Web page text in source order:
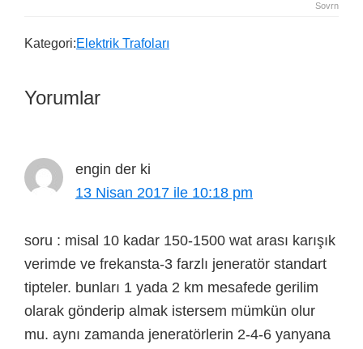
Sovrn
Kategori:Elektrik Trafoları
Yorumlar
engin der ki
13 Nisan 2017 ile 10:18 pm
soru : misal 10 kadar 150-1500 wat arası karışık
verimde ve frekansta-3 farzlı jeneratör standart
tipteler. bunları 1 yada 2 km mesafede gerilim
olarak gönderip almak istersem mümkün olur
mu. aynı zamanda jeneratörlerin 2-4-6 yanyana